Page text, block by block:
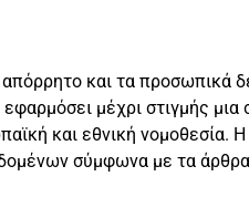
και τα
μέχρι στιγμής μια
και εθνική νομοθεσία.
σύμφωνα με τα